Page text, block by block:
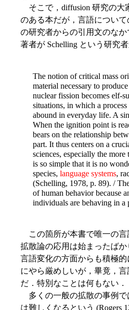
そこで，diffusion 研究の大
のある本だが，言語につい
の研究者からの引用文のな
著者が Schelling という研究
The notion of critical mass
material necessary to
nuclear fission becomes elf-
situations, in which a
abound in everyday life. A
When the ignition point is
bears on the relationship
part. It thus centers on a
sciences, especially the
is so simple that it is no
species, language systems,
(Schelling, 1978, p. 89). /
of human behavior because
individuals are behaving in
この箇所が本書で唯一の言
拡散論の応用は始まったば
言語変化の方面からも積極
にやら厳めしいが，畢竟，
だ．特別なことは何もない．
多くの一般の拡散の事例で
は難しくなるという (Rogers